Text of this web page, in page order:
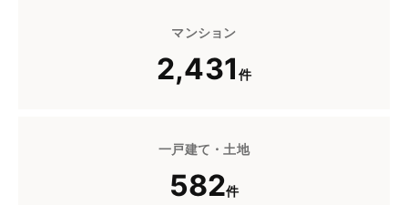
マンション
2,431 件
一戸建て・土地
582件